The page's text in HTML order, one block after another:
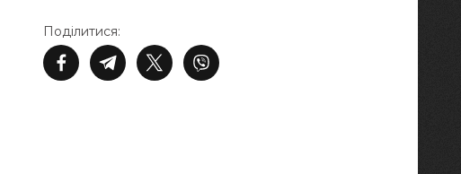
Поділитися: